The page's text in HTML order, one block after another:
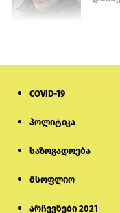
COVID-19
პოლიტიკა
საზოგადოება
მსოფლიო
არჩევნები 2021